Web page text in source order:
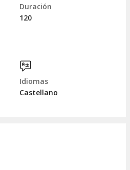
Duración
120
Idiomas
Castellano